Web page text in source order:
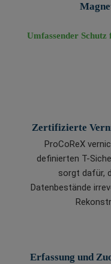
Umfassender
Zertifizierte
ProCoReX
definierten T-
sorgt dafür,
Datenbestände
Erfassung und